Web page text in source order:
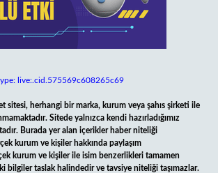
live:.cid.575569c608265c69
sitesi, herhangi bir marka, kurum veya şahıs şirketi ile
Sitede yalnızca kendi hazırladığımız
Burada yer alan içerikler haber niteliği
kurum ve kişiler hakkında paylaşım
kurum ve kişiler ile isim benzerlikleri tamamen
bilgiler taslak halindedir ve tavsiye niteliği taşımazlar.